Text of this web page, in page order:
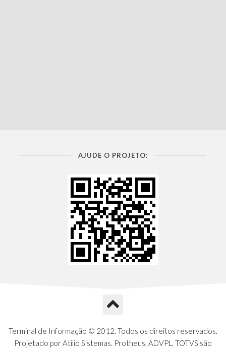
AJUDE O PROJETO:
Terminal de Informação © 2012. Todos os direitos reservados.
Projetado por Atilio Sistemas. Protheus, ADVPL, TOTVS são